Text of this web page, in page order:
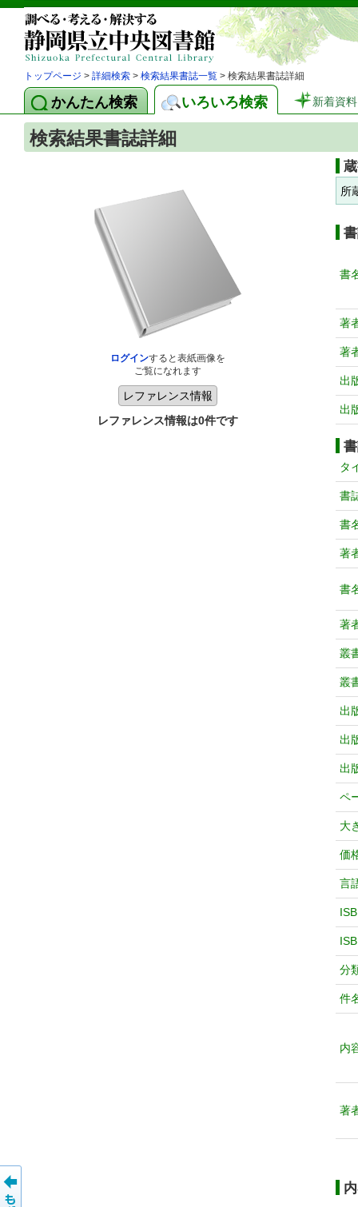
トップページ > 詳細検索 > 検索結果書誌一覧 > 検索結果書誌詳細
かんたん検索 いろいろ検索 新着資料
検索結果書誌詳細
ログインすると表紙画像を
ご覧になれます
レファレンス情報は0件です
所
書
著
著
出
出
タ
書
書
著
書
著
叢
叢
出
出
出
ペ
大
価
言
分
件
内
著